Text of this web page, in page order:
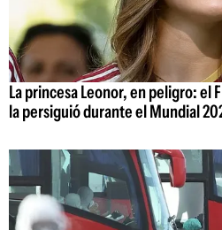
La princesa Leonor, en peligro: el
la persiguió durante el Mundial